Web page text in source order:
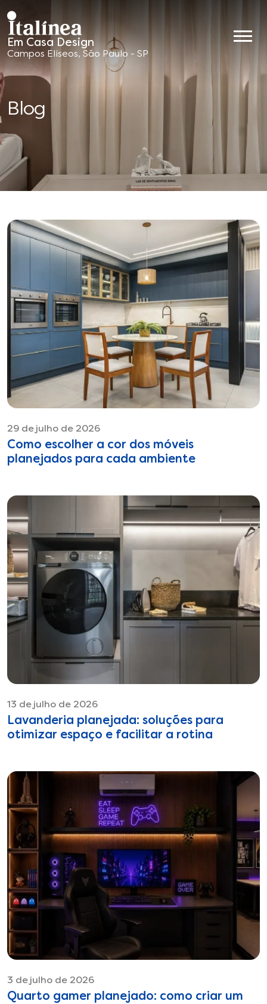
Em Casa Design
Móveis
Planejados
Campos Elíseos, São Paulo - SP
Blog
29 de julho de 2026
Como escolher a cor dos móveis
planejados para cada ambiente
13 de julho de 2026
Lavanderia planejada: soluções para
otimizar espaço e facilitar a rotina
3 de julho de 2026
Quarto gamer planejado: como criar um